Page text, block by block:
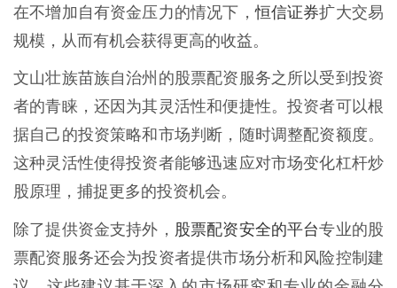
在不增加自有资金压力的情况下，恒信证券扩大交易
规模，从而有机会获得更高的收益。
文山壮族苗族自治州的股票配资服务之所以受到投资
者的青睐，还因为其灵活性和便捷性。投资者可以根
据自己的投资策略和市场判断，随时调整配资额度。
这种灵活性使得投资者能够迅速应对市场变化杠杆炒
股原理，捕捉更多的投资机会。
除了提供资金支持外， 股票配资安全的平台专业的股
票配资服务还会为投资者提供市场分析和风险控制建